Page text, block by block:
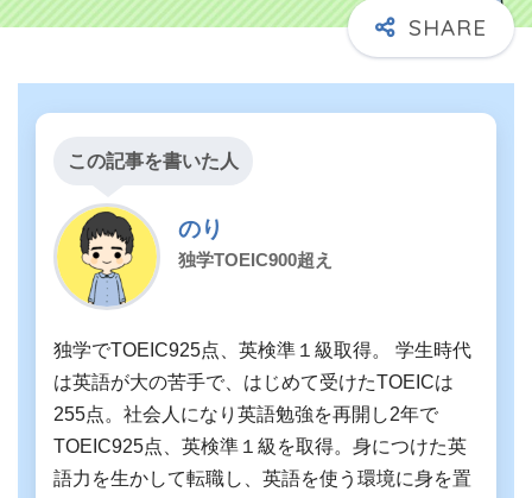
この記事を書いた人
のり
独学TOEIC900超え
独学でTOEIC925点、英検準１級取得。 学生時代
は英語が大の苦手で、はじめて受けたTOEICは
255点。社会人になり英語勉強を再開し2年で
TOEIC925点、英検準１級を取得。身につけた英
語力を生かして転職し、英語を使う環境に身を置